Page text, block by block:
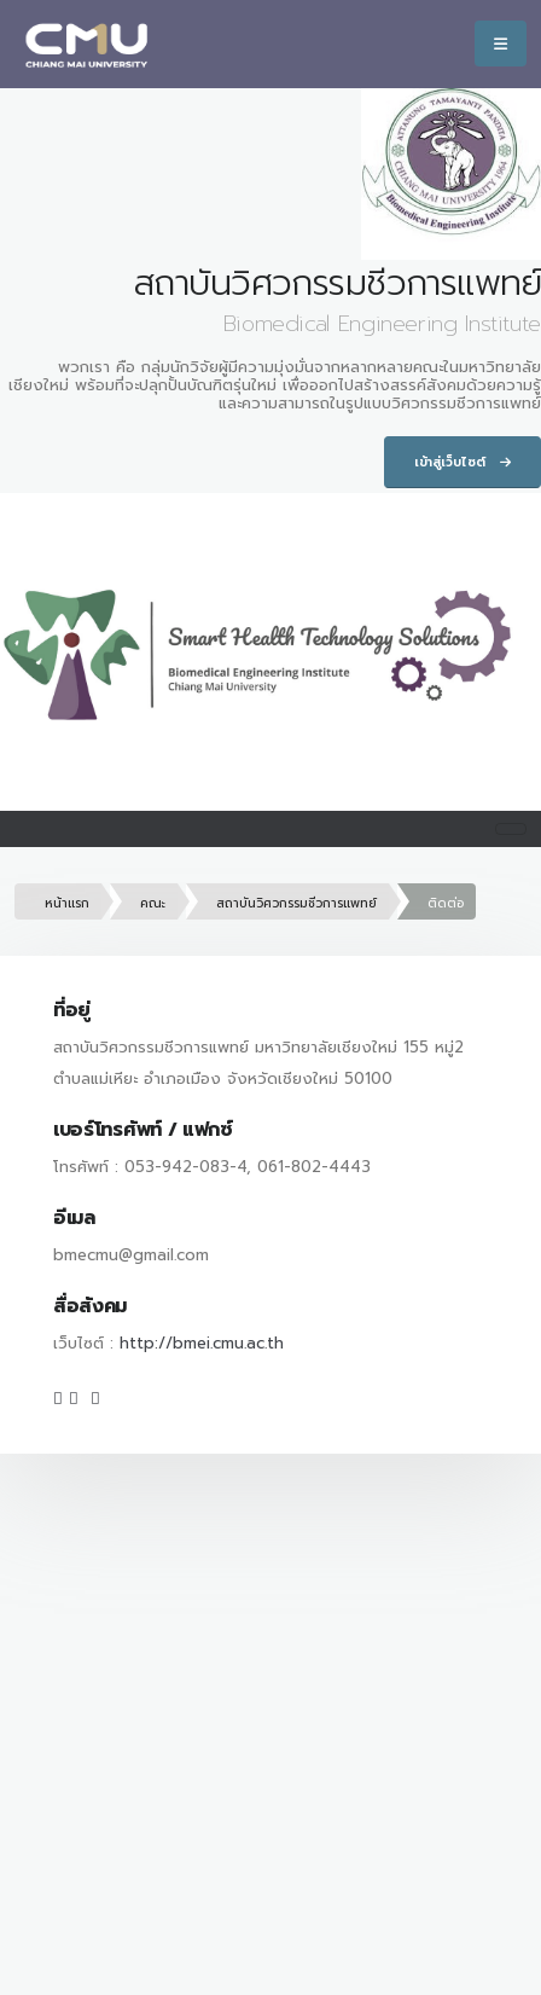
สถาบันวิศวกรรมชีวการแพทย์
Biomedical Engineering Institute
พวกเรา คือ กลุ่มนักวิจัยผู้มีความมุ่งมั่นจากหลากหลายคณะในมหาวิทยาลัย
เชียงใหม่ พร้อมที่จะปลุกปั้นบัณฑิตรุ่นใหม่ เพื่อออกไปสร้างสรรค์สังคมด้วยความรู้
และความสามารถในรูปแบบวิศวกรรมชีวการแพทย์
เข้าสู่เว็บไซต์
หน้าแรก คณะ สถาบันวิศวกรรมชีวการแพทย์ ติดต่อ
ที่อยู่
สถาบันวิศวกรรมชีวการแพทย์ มหาวิทยาลัยเชียงใหม่ 155 หมู่2
ตำบลแม่เหียะ อำเภอเมือง จังหวัดเชียงใหม่ 50100
เบอร์โทรศัพท์ / แฟกซ์
โทรศัพท์ : 053-942-083-4, 061-802-4443
อีเมล
bmecmu@gmail.com
สื่อสังคม
เว็บไซต์ : http://bmei.cmu.ac.th